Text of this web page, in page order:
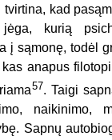
kad
kurią
į sąmonę, todėl
anapus
57. Taigi
naikinimo,
Sapnų